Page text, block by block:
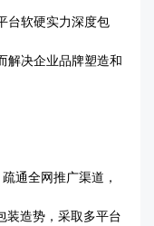
台软硬实力深度包
解决企业品牌塑造和
通全网推广渠道，
装造势，采取多平台